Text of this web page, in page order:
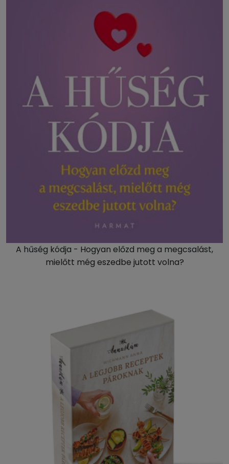
A hűség kódja - Hogyan előzd meg a megcsalást,
mielőtt még eszedbe jutott volna?